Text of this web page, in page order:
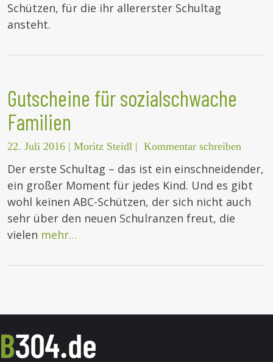
Schützen, für die ihr allererster Schultag
ansteht.
Gutscheine für sozialschwache
Familien
22. Juli 2016 | Moritz Steidl | Kommentar schreiben
Der erste Schultag – das ist ein einschneidender,
ein großer Moment für jedes Kind. Und es gibt
wohl keinen ABC-Schützen, der sich nicht auch
sehr über den neuen Schulranzen freut, die
vielen mehr…